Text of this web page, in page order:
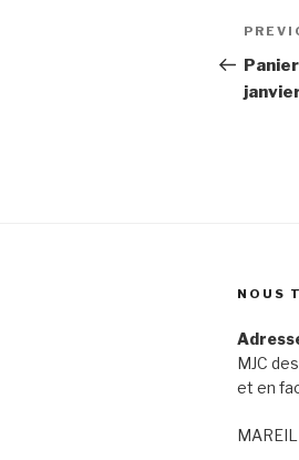
Post
NOUS
MJC
et en